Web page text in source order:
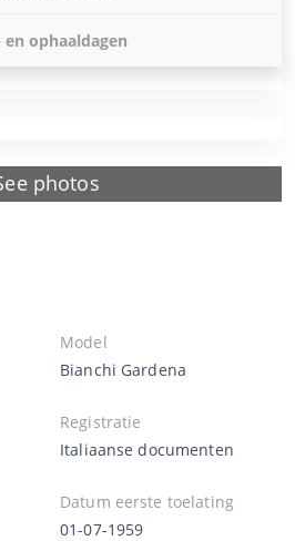
photos
en ophaaldagen
Model
Bianchi Gardena
Registratie
Italiaanse documenten
Datum eerste toelating
01-07-1959